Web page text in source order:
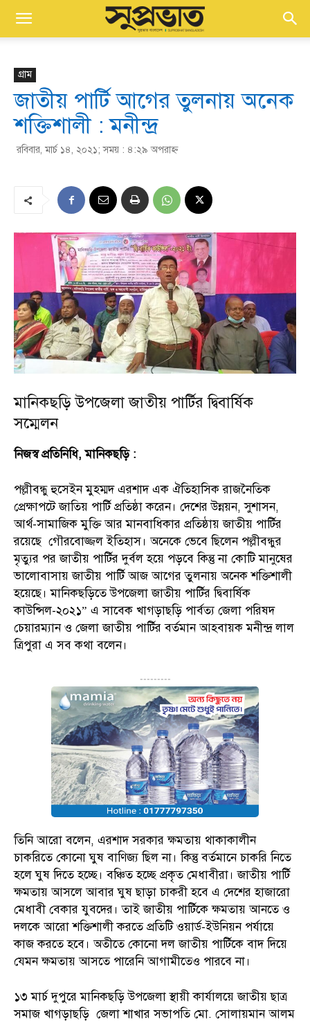
গ্রাম
জাতীয় পার্টি আগের তুলনায় অনেক
শক্তিশালী : মনীন্দ্র
রবিবার, মার্চ ১৪, ২০২১; সময় : ৪:২৯ অপরাহ্ণ
মানিকছড়ি উপজেলা জাতীয় পার্টির দ্বিবার্ষিক
সম্মেলন
নিজস্ব প্রতিনিধি, মানিকছড়ি :
পল্লীবন্ধু হুসেইন মুহম্মদ এরশাদ এক ঐতিহাসিক রাজনৈতিক
প্রেক্ষাপটে জাতিয় পার্টি প্রতিষ্ঠা করেন। দেশের উন্নয়ন, সুশাসন,
আর্থ-সামাজিক মুক্তি আর মানবাধিকার প্রতিষ্ঠায় জাতীয় পার্টির
রয়েছে গৌরবোজ্জল ইতিহাস। অনেকে ভেবে ছিলেন পল্লীবন্ধুর
মৃত্যুর পর জাতীয় পার্টির দুর্বল হয়ে পড়বে কিন্তু না কোটি মানুষের
ভালোবাসায় জাতীয় পার্টি আজ আগের তুলনায় অনেক শক্তিশালী
হয়েছে। মানিকছড়িতে উপজেলা জাতীয় পার্টির দ্বিবার্ষিক
কাউন্সিল-২০২১” এ সাবেক খাগড়াছড়ি পার্বত্য জেলা পরিষদ
চেয়ারম্যান ও জেলা জাতীয় পার্টির বর্তমান আহবায়ক মনীন্দ্র লাল
ত্রিপুরা এ সব কথা বলেন।
---------
তিনি আরো বলেন, এরশাদ সরকার ক্ষমতায় থাকাকালীন
চাকরিতে কোনো ঘুষ বাণিজ্য ছিল না। কিন্তু বর্তমানে চাকরি নিতে
হলে ঘুষ দিতে হচ্ছে। বঞ্চিত হচ্ছে প্রকৃত মেধাবীরা। জাতীয় পার্টি
ক্ষমতায় আসলে আবার ঘুষ ছাড়া চাকরী হবে এ দেশের হাজারো
মেধাবী বেকার যুবদের। তাই জাতীয় পার্টিকে ক্ষমতায় আনতে ও
দলকে আরো শক্তিশালী করতে প্রতিটি ওয়ার্ড-ইউনিয়ন পর্যায়ে
কাজ করতে হবে। অতীতে কোনো দল জাতীয় পার্টিকে বাদ দিয়ে
যেমন ক্ষমতায় আসতে পারেনি আগামীতেও পারবে না।
১৩ মার্চ দুপুরে মানিকছড়ি উপজেলা স্থায়ী কার্যালয়ে জাতীয় ছাত্র
সমাজ খাগড়াছড়ি জেলা শাখার সভাপতি মো. সোলায়মান আলম